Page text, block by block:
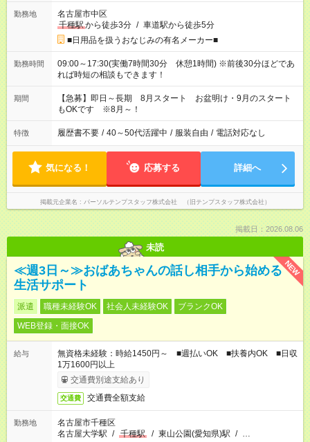
勤務地
名古屋市中区
千種駅から徒歩3分 / 車道駅から徒歩5分
■日用品を扱うおなじみの有名メーカー■
勤務時間
09:00～17:30(実働7時間30分 休憩1時間) ※前後30分ほどであ
れば時短の相談もできます！
期間
【急募】即日～長期 8月スタート お盆明け・9月のスタート
もOKです ※8月～！
特徴 履歴書不要 / 40～50代活躍中 / 服装自由 / 電話対応なし
気になる！ 応募する 詳細へ
掲載元企業名 パーソルテンプスタッフ株式会社 （旧テンプスタッフ株式会社）
掲載日：2026.08.06
未読
NEW
≪週3日～≫おばあちゃんの話し相手から始める
生活サポート
派遣 職種未経験OK 社会人未経験OK
ブランクOK
WEB登録・面接OK
給与
無資格未経験：時給1450円～ ■週払いOK ■扶養内OK ■日収
1万1600円以上
交通費別途支給あり
交通費 交通費全額支給
勤務地
名古屋市千種区
名古屋大学駅 / 千種駅 / 東山公園(愛知県)駅 / …